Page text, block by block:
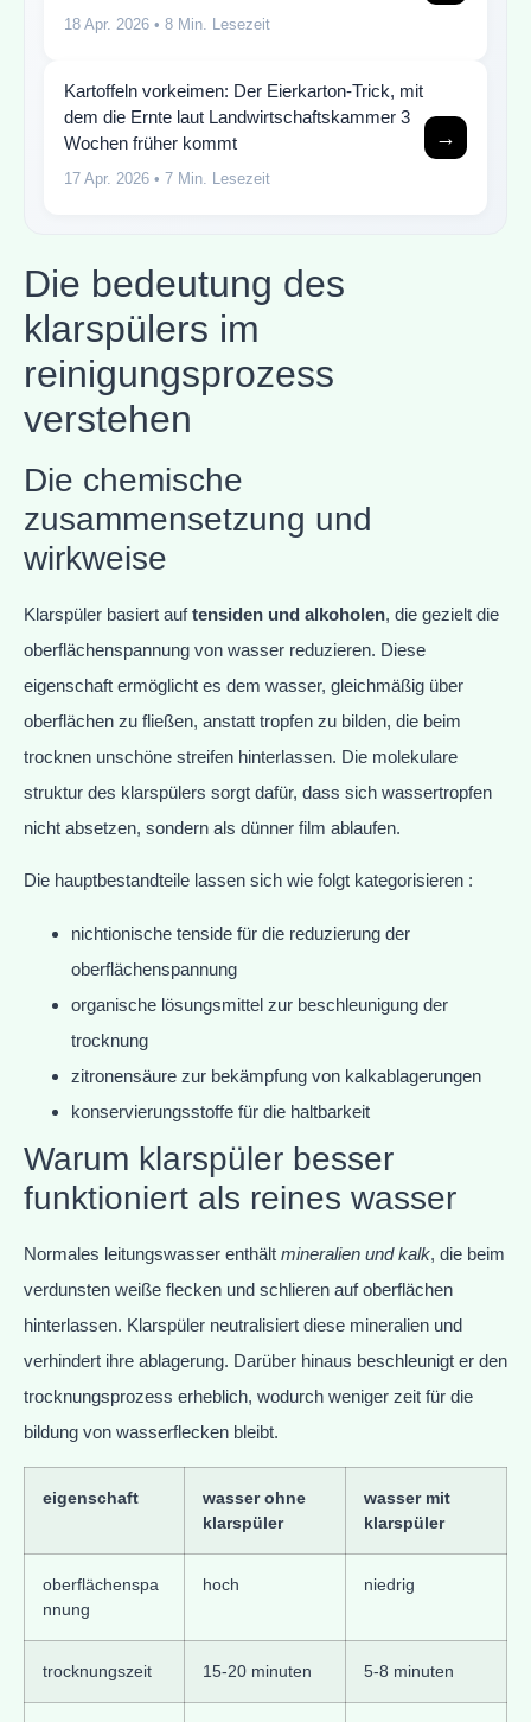
18 Apr. 2026 • 8 Min. Lesezeit
Kartoffeln vorkeimen: Der Eierkarton-Trick, mit
dem die Ernte laut Landwirtschaftskammer 3
Wochen früher kommt
17 Apr. 2026 • 7 Min. Lesezeit
→
Die bedeutung des
klarspülers im
reinigungsprozess
verstehen
Die chemische
zusammensetzung und
wirkweise
Klarspüler basiert auftensiden und alkoholen, die gezielt die
oberflächenspannung von wasser reduzieren. Diese
eigenschaft ermöglicht es dem wasser, gleichmäßig über
oberflächen zu fließen, anstatt tropfen zu bilden, die beim
trocknen unschöne streifen hinterlassen. Die molekulare
struktur des klarspülers sorgt dafür, dass sich wassertropfen
nicht absetzen, sondern als dünner film ablaufen.
Die hauptbestandteile lassen sich wie folgt kategorisieren :
nichtionische tenside für die reduzierung der
oberflächenspannung
organische lösungsmittel zur beschleunigung der
trocknung
zitronensäure zur bekämpfung von kalkablagerungen
konservierungsstoffe für die haltbarkeit
Warum klarspüler besser
funktioniert als reines wasser
Normales leitungswasser enthält mineralien und kalk, die beim
verdunsten weiße flecken und schlieren auf oberflächen
hinterlassen. Klarspüler neutralisiert diese mineralien und
verhindert ihre ablagerung. Darüber hinaus beschleunigt er den
trocknungsprozess erheblich, wodurch weniger zeit für die
bildung von wasserflecken bleibt.
eigenschaft
wasser ohne
klarspüler
wasser mit
klarspüler
oberflächenspa
nnung
hoch niedrig
trocknungszeit 15-20 minuten 5-8 minuten